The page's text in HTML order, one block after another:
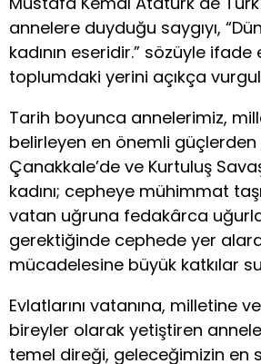
annelere duyduğu saygıyı,
kadının eseridir.” sözüyle ifade
toplumdaki yerini açıkça
Tarih boyunca annelerimiz,
belirleyen en önemli
Çanakkale’de ve Kurtuluş
kadını; cepheye mühimmat
vatan uğruna fedakârca
gerektiğinde cephede yer
mücadelesine büyük katkılar
Evlatlarını vatanına, milletine
bireyler olarak yetiştiren
temel direği, geleceğimizin en